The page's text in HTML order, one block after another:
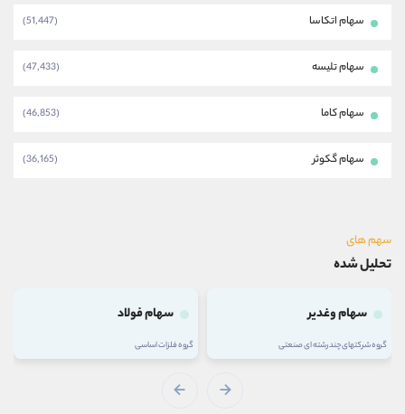
سهام اتکاسا (51,447)
سهام تلیسه (47,433)
سهام کاما (46,853)
سهام گکوثر (36,165)
سهم های
تحلیل شده
سهام وغدیر
گروه شرکتهای چند رشته ای صنعتی
سهام فولاد
گروه فلزات اساسی